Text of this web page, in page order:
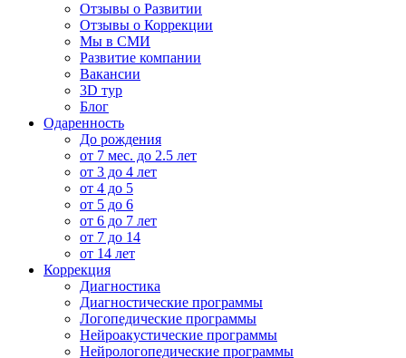
Отзывы о Развитии
Отзывы о Коррекции
Мы в СМИ
Развитие компании
Вакансии
3D тур
Блог
Одаренность
До рождения
от 7 мес. до 2.5 лет
от 3 до 4 лет
от 4 до 5
от 5 до 6
от 6 до 7 лет
от 7 до 14
от 14 лет
Коррекция
Диагностика
Диагностические программы
Логопедические программы
Нейроакустические программы
Нейрологопедические программы